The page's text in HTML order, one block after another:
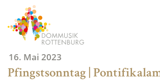
content
16. Mai 2023
Pfingstsonntag |